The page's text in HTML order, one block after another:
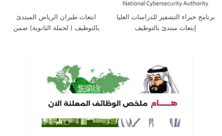
برنامج خبراء التشفير للدراسات العليا
إبتعاث مبتدئ بالتوظيف
ابتعاث طيران الرياض المبتدئ
بالتوظيف ( لحملة الثانوية) ضمن